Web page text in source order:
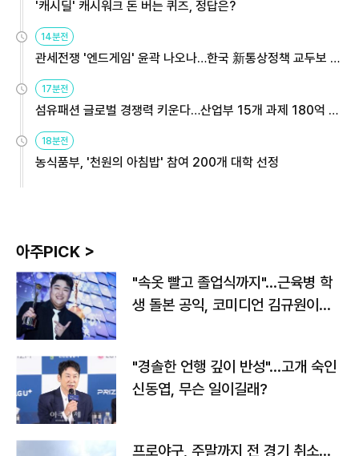
'캐시딜' 캐시워크 돈 버는 퀴즈, 정답은?
14분전
관세전쟁 '엔드게임' 윤곽 나오나…한국 新통상정책 교두보 활
용해야
17분전
섬유패션 글로벌 경쟁력 키운다…산업부 15개 과제 180억 지
원
18분전
농식품부, '천원의 아침밥' 참여 200개 대학 선정
아주PICK >
"속옷 빨고 졸업식까지"…근육병 학
생 돌본 공익, 코미디언 김규원이었
"경솔한 언행 깊이 반성"…고개 숙인
신동엽, 무슨 일이길래?
프로야구, 주말까지 전 경기 취소…